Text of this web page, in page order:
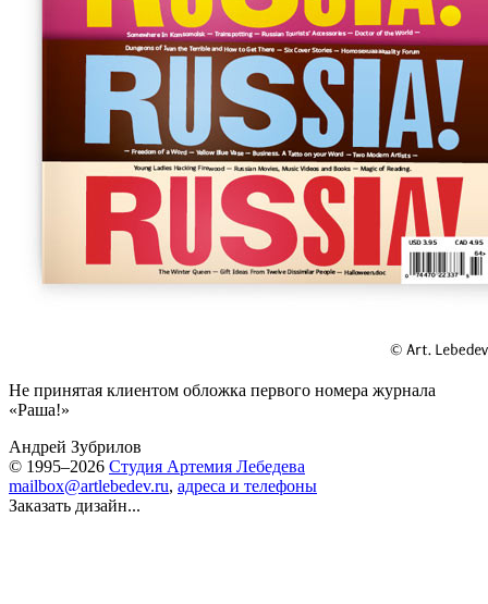
Не принятая клиентом обложка первого номера журнала
«Раша!»
Андрей Зубрилов
© 1995–2026 Студия Артемия Лебедева
mailbox@artlebedev.ru, адреса и телефоны
Заказать дизайн...